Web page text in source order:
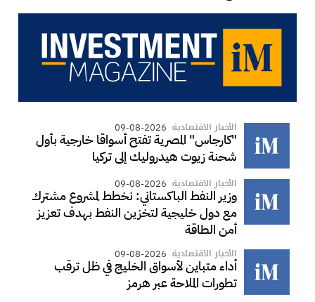
الأخبار الاقتصادية 09-08-2026
"كارجاس" المصرية تفتح أسواقا خارجية بأول
شحنة زيوت هيدروليك إلى تركيا
الأخبار الاقتصادية 09-08-2026
وزير النفط الباكستاني: نخطط لمشروع مشترك
مع دول خليجية لتخزين النفط بهدف تعزيز
أمن الطاقة
الأخبار الاقتصادية 09-08-2026
أداء متباين لأسواق الخليج في ظل ترقب
تطورات الملاحة عبر هرمز